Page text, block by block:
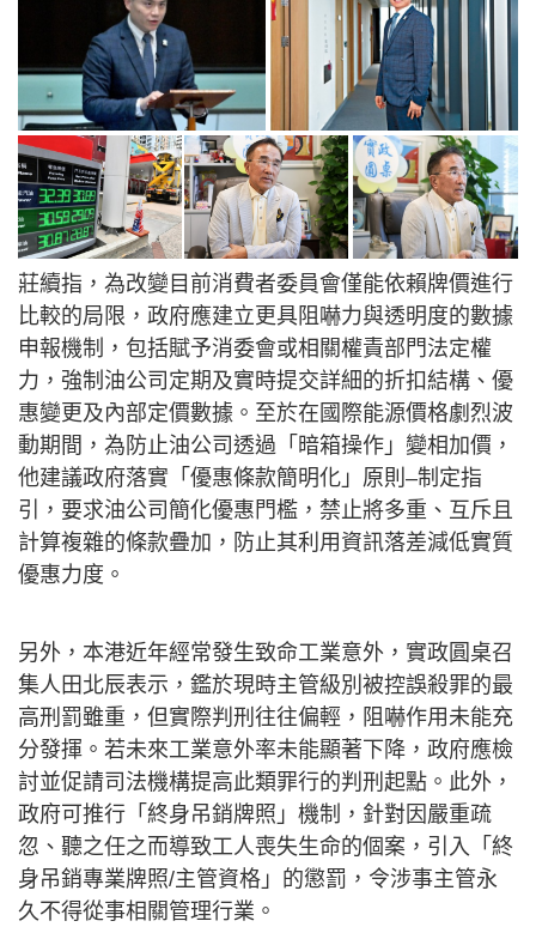
莊續指，為改變目前消費者委員會僅能依賴牌價進行
比較的局限，政府應建立更具阻嚇力與透明度的數據
申報機制，包括賦予消委會或相關權責部門法定權
力，強制油公司定期及實時提交詳細的折扣結構、優
惠變更及內部定價數據。至於在國際能源價格劇烈波
動期間，為防止油公司透過「暗箱操作」變相加價，
他建議政府落實「優惠條款簡明化」原則–制定指
引，要求油公司簡化優惠門檻，禁止將多重、互斥且
計算複雜的條款疊加，防止其利用資訊落差減低實質
優惠力度。
另外，本港近年經常發生致命工業意外，實政圓桌召
集人田北辰表示，鑑於現時主管級別被控誤殺罪的最
高刑罰雖重，但實際判刑往往偏輕，阻嚇作用未能充
分發揮。若未來工業意外率未能顯著下降，政府應檢
討並促請司法機構提高此類罪行的判刑起點。此外，
政府可推行「終身吊銷牌照」機制，針對因嚴重疏
忽、聽之任之而導致工人喪失生命的個案，引入「終
身吊銷專業牌照/主管資格」的懲罰，令涉事主管永
久不得從事相關管理行業。